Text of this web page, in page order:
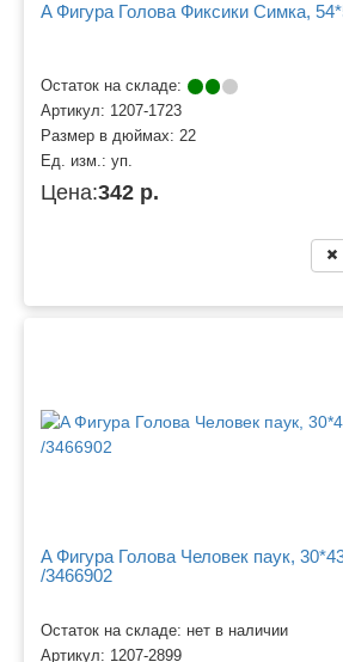
A Фигура Голова Фиксики Симка,
Остаток на складе:
Артикул: 1207-1723
Размер в дюймах: 22
Ед. изм.: уп.
Цена:342 р.
A Фигура Голова Человек паук,
/3466902
Остаток на складе: нет в наличии
Артикул: 1207-2899